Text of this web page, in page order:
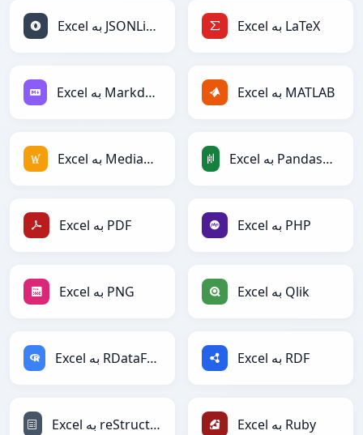
Excel به JSONLines Excel به LaTeX
Excel به Markdown Excel به MATLAB
Excel به MediaWiki Excel به PandasDataFrame
Excel به PDF Excel به PHP
Excel به PNG Excel به Qlik
Excel به RDataFrame Excel به RDF
Excel به reStructuredText Excel به Ruby